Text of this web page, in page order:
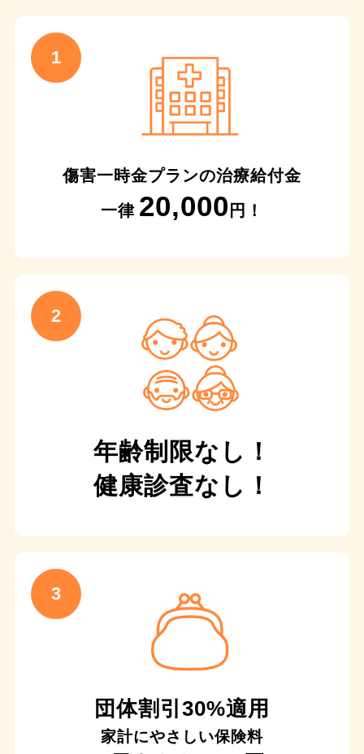
傷害一時金プランの治療給付金
一律 20,000 円！
年齢制限なし！
健康診査なし！
団体割引30%適用
家計にやさしい保険料